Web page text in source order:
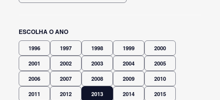
ESCOLHA O ANO
1996 1997 1998 1999 2000
2001 2002 2003 2004 2005
2006 2007 2008 2009 2010
2011 2012 2013 2014 2015